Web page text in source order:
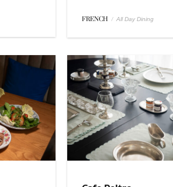
FRENCH / All Day Dining